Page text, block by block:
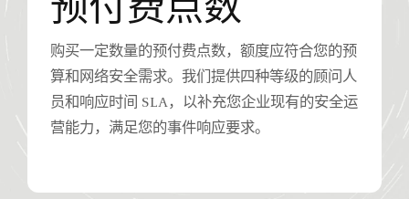
购买一定数量的预付费点数，额度应符合您的预
算和网络安全需求。我们提供四种等级的顾问人
员和响应时间 SLA，以补充您企业现有的安全运
营能力，满足您的事件响应要求。